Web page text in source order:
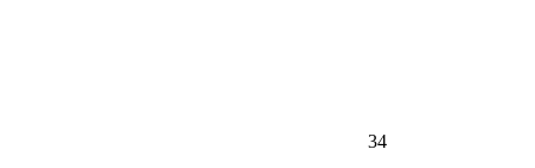
34